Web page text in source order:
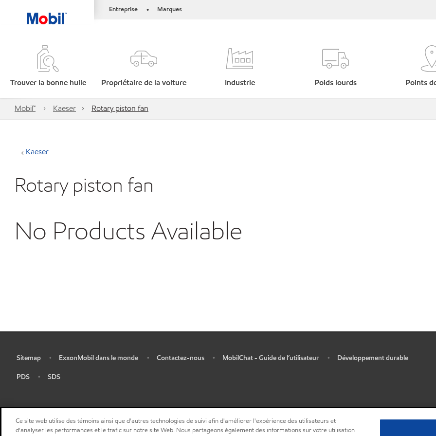
Entreprise • Marques
Trouver la bonne huile Propriétaire de la voiture Industrie Poids lourds Points
Mobil™ Kaeser Rotary piston fan
Kaeser
Rotary piston fan
No Products Available
Sitemap • ExxonMobil dans le monde • Contactez-nous • MobilChat - Guide de l’utilisateur • Développement durable
PDS • SDS
Ce site web utilise des témoins ainsi que d'autres technologies de suivi afin d'améliorer l'expérience des utilisateurs et
d'analyser les performances et le trafic sur notre site Web. Nous partageons également des informations sur votre utilisation